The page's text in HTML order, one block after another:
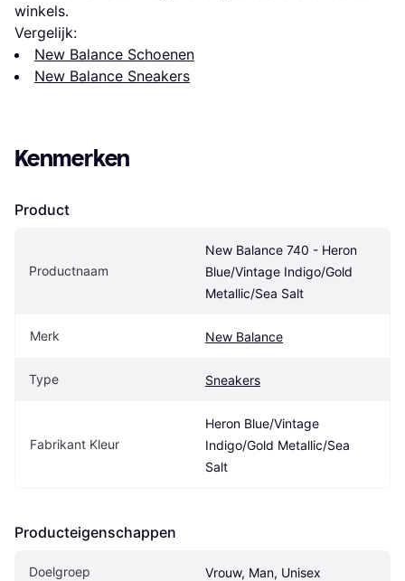
winkels.
Vergelijk:
New Balance Schoenen
New Balance Sneakers
Kenmerken
Product
Productnaam
New Balance 740 - Heron
Blue/Vintage Indigo/Gold
Metallic/Sea Salt
Merk New Balance
Type Sneakers
Fabrikant Kleur
Heron Blue/Vintage
Indigo/Gold Metallic/Sea
Salt
Producteigenschappen
Doelgroep Vrouw, Man, Unisex